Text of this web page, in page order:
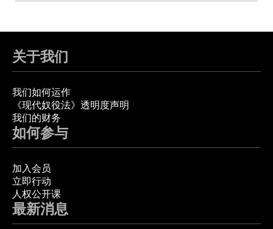
关于我们
我们如何运作
《现代奴役法》透明度声明
我们的财务
如何参与
加入会员
立即行动
人权公开课
最新消息